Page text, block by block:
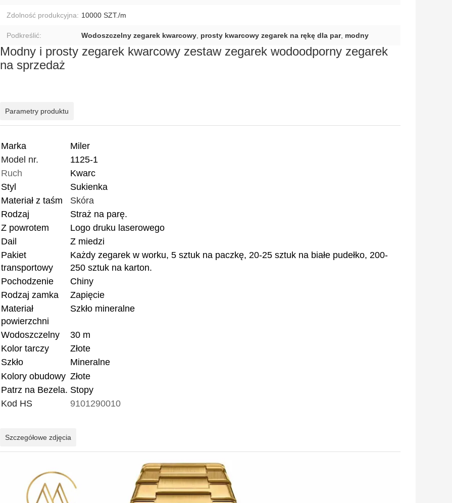
Zdolność produkcyjna: 10000 SZT./m
Podkreślić: Wodoszczelny zegarek kwarcowy, prosty kwarcowy zegarek na rękę dla par, modny
Modny i prosty zegarek kwarcowy zestaw zegarek wodoodporny zegarek
na sprzedaż
Parametry produktu
Marka
Miler
Model nr.
1125-1
Ruch
Kwarc
Styl
Sukienka
Materiał z taśm
Skóra
Rodzaj
Straż na parę.
Z powrotem
Logo druku laserowego
Dail
Z miedzi
Pakiet
transportowy
Każdy zegarek w worku, 5 sztuk na paczkę, 20-25 sztuk na białe pudełko, 200-
250 sztuk na karton.
Pochodzenie
Chiny
Rodzaj zamka
Zapięcie
Materiał
powierzchni
Szkło mineralne
Wodoszczelny
30 m
Kolor tarczy
Złote
Szkło
Mineralne
Kolory obudowy Złote
Patrz na Bezela. Stopy
Kod HS
9101290010
Szczegółowe zdjęcia